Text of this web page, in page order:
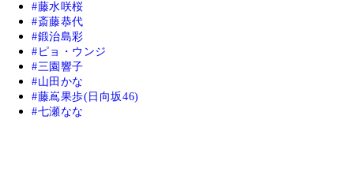
藤水咲桜
斎藤恭代
鍛治島彩
ピョ・ウンジ
三園響子
山田かな
藤嶌果歩(日向坂46)
七瀬なな